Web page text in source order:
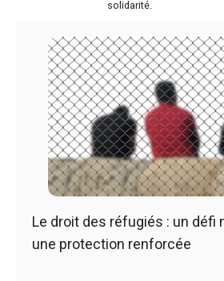
solidarité.
Le droit des réfugiés : un défi
une protection renforcée